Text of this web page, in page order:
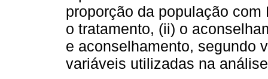
proporção da população
o tratamento, (ii) o
e aconselhamento, segundo
variáveis utilizadas na